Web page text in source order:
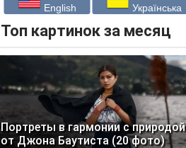
English Українська
Топ картинок за месяц
Портреты в гармонии с природой
от Джона Баутиста (20 фото)